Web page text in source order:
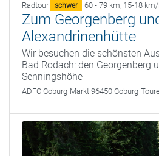
Radtour schwer 60 - 79 km, 15-18
Zum Georgenberg
Alexandrinenhütte
Wir besuchen die schönsten
Bad Rodach: den Georgenberg
Senningshöhe
ADFC Coburg Markt 96450 Coburg